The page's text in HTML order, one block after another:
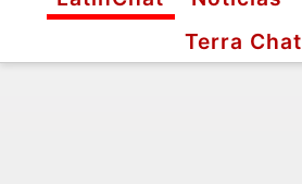
Terra Chat